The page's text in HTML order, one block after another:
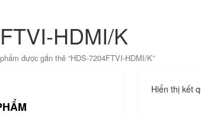
HDMI/K
được gắn thẻ “HDS-7204FTVI-HDMI/K”
Hiển thị kết